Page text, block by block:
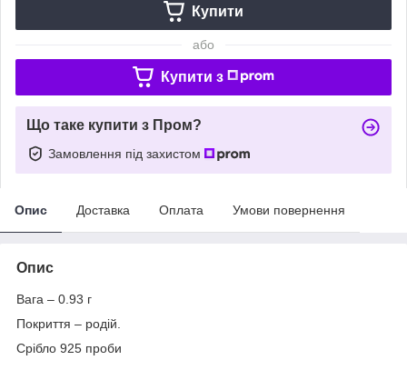
Купити
або
Купити з
Що таке купити з Пром?
Замовлення під захистом
Опис Доставка Оплата Умови повернення
Опис
Вага – 0.93 г
Покриття – родій.
Срібло 925 проби